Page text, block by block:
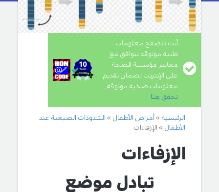
أنت تتصفح معلومات
طبية موثوقة تتوافق مع
معايير مؤسسة الصحة
على الإنترنت لضمان تقديم
معلومات صحية موثوقة,
تحقق هنا
الرئيسية أمراض الأطفال
الشذوذات الصبغية عند
الأطفال
الإزفاءات
الإزفاءات
تبادل موضع